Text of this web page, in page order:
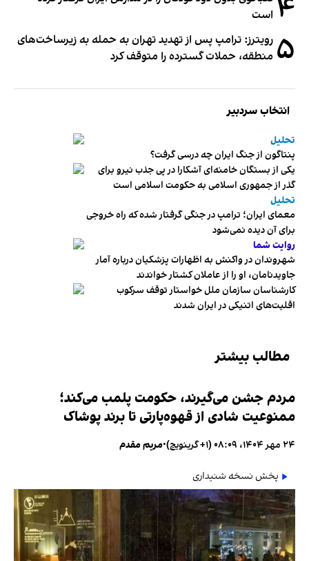
۴ است
۵ رویترز: ترامپ پس از تهدید تهران به حمله به زیرساخت‌های
منطقه، حملات گسترده را متوقف کرد
انتخاب سردبیر
تحلیل
پنتاگون از جنگ ایران چه درسی گرفت؟
یکی از بستگان خامنه‌ای آشکارا در پی جذب نیرو برای
گذر از جمهوری اسلامی به حکومت اسلامی است
تحلیل
معمای ایران؛ ترامپ در جنگی گرفتار شده که راه خروجی
برای آن دیده نمی‌شود
روایت شما
شهروندان در واکنش به اظهارات پزشکیان درباره آمار
جاویدنامان، او را از عاملان کشتار خواندند
کارشناسان سازمان ملل خواستار توقف سرکوب
اقلیت‌های اتنیکی در ایران شدند
مطالب بیشتر
مردم جشن می‌گیرند، حکومت پلمب می‌کند؛
ممنوعیت شادی از قهوه‌پارتی تا برند پوشاک
۲۴ مهر ۱۴۰۴، ۰۸:۰۹ (‎+۱ گرینویچ) •مریم مقدم
پخش نسخه شنیداری